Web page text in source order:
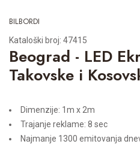
BILBORDI
Kataloški broj: 47415
Beograd - LED
Takovske i
Dimenzije: 1m x 2m
Trajanje reklame: 8 sec
Najmanje 1300 emitovanja